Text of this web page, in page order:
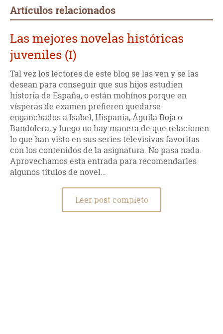
Artículos relacionados
Las mejores novelas históricas
juveniles (I)
Tal vez los lectores de este blog se las ven y se las
desean para conseguir que sus hijos estudien
historia de España, o están mohínos porque en
vísperas de examen prefieren quedarse
enganchados a Isabel, Hispania, Águila Roja o
Bandolera, y luego no hay manera de que relacionen
lo que han visto en sus series televisivas favoritas
con los contenidos de la asignatura. No pasa nada.
Aprovechamos esta entrada para recomendarles
algunos títulos de novel…
Leer post completo